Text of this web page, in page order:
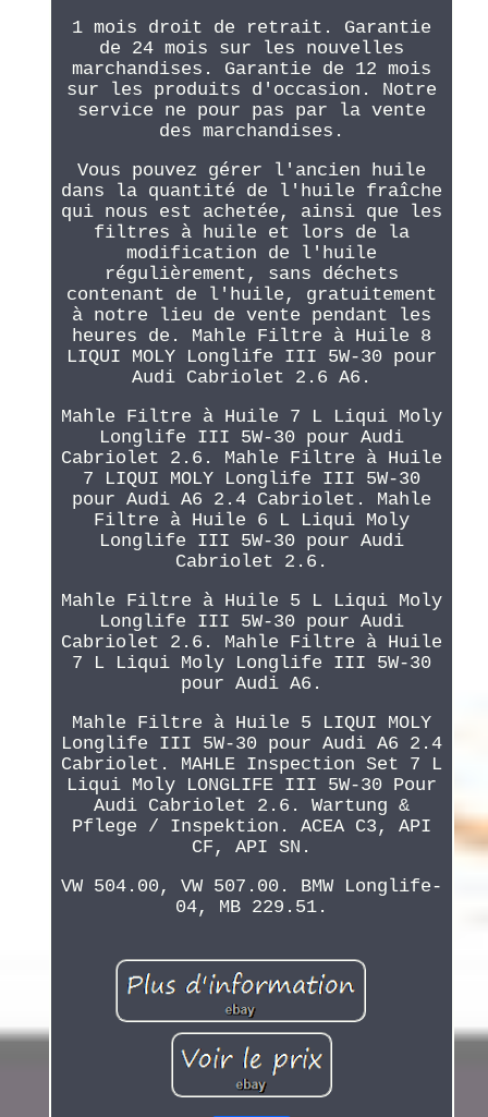
1 mois droit de retrait. Garantie
de 24 mois sur les nouvelles
marchandises. Garantie de 12 mois
sur les produits d'occasion. Notre
service ne pour pas par la vente
des marchandises.
Vous pouvez gérer l'ancien huile
dans la quantité de l'huile fraîche
qui nous est achetée, ainsi que les
filtres à huile et lors de la
modification de l'huile
régulièrement, sans déchets
contenant de l'huile, gratuitement
à notre lieu de vente pendant les
heures de. Mahle Filtre à Huile 8
LIQUI MOLY Longlife III 5W-30 pour
Audi Cabriolet 2.6 A6.
Mahle Filtre à Huile 7 L Liqui Moly
Longlife III 5W-30 pour Audi
Cabriolet 2.6. Mahle Filtre à Huile
7 LIQUI MOLY Longlife III 5W-30
pour Audi A6 2.4 Cabriolet. Mahle
Filtre à Huile 6 L Liqui Moly
Longlife III 5W-30 pour Audi
Cabriolet 2.6.
Mahle Filtre à Huile 5 L Liqui Moly
Longlife III 5W-30 pour Audi
Cabriolet 2.6. Mahle Filtre à Huile
7 L Liqui Moly Longlife III 5W-30
pour Audi A6.
Mahle Filtre à Huile 5 LIQUI MOLY
Longlife III 5W-30 pour Audi A6 2.4
Cabriolet. MAHLE Inspection Set 7 L
Liqui Moly LONGLIFE III 5W-30 Pour
Audi Cabriolet 2.6. Wartung &
Pflege / Inspektion. ACEA C3, API
CF, API SN.
VW 504.00, VW 507.00. BMW Longlife-
04, MB 229.51.